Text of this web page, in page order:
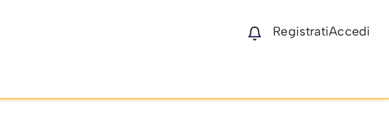
RegistratiAccedi